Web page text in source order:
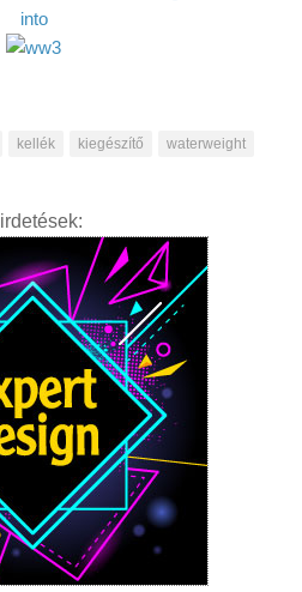
kellék kiegészítő waterweight